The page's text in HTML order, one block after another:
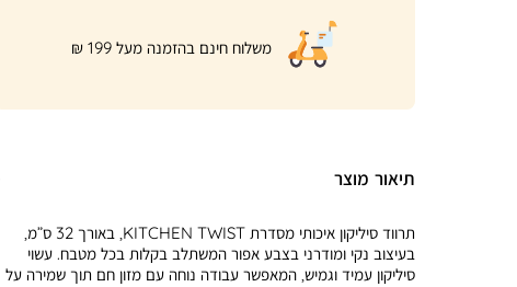
|
product
page
banner
משלוח חינם בהזמנה מעל 199 ₪
תיאור מוצר
תרווד סיליקון איכותי מסדרת KITCHEN TWIST, באורך 32 ס”מ,
בעיצוב נקי ומודרני בצבע אפור המשתלב בקלות בכל מטבח. עשוי
סיליקון עמיד וגמיש, המאפשר עבודה נוחה עם מזון חם תוך שמירה על